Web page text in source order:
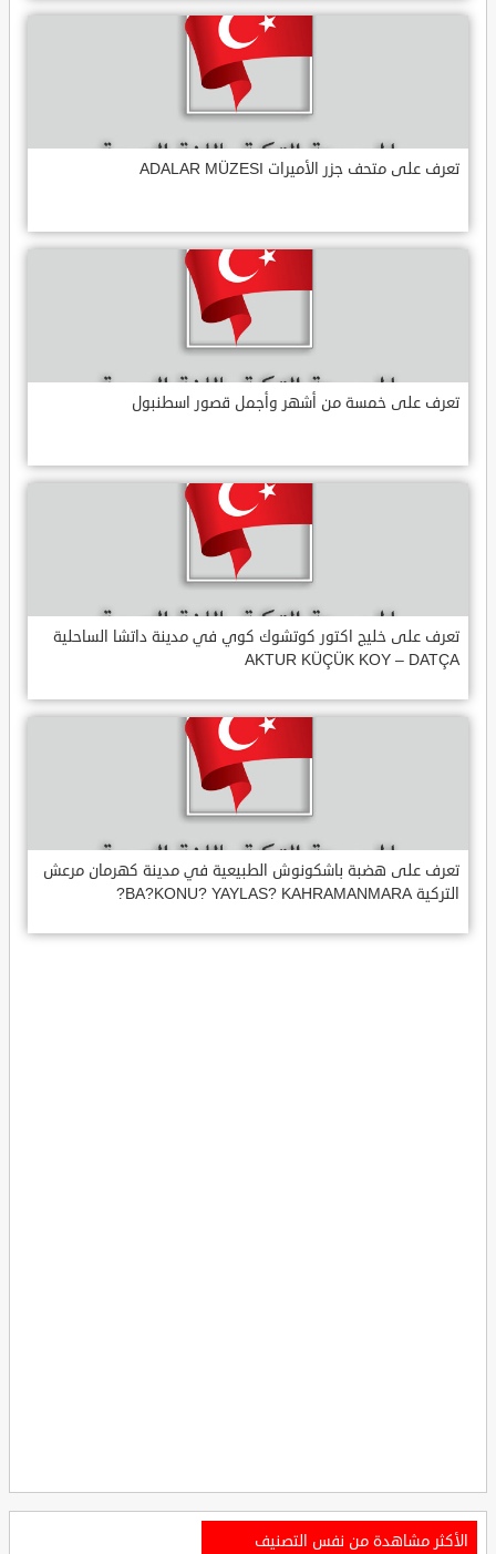
تعرف على متحف جزر الأميرات ADALAR MÜZESI
تعرف على خمسة من أشهر وأجمل قصور اسطنبول
تعرف على خليج اكتور كوتشوك كوي في مدينة داتشا الساحلية
AKTUR KÜÇÜK KOY – DATÇA
تعرف على هضبة باشكونوش الطبيعية في مدينة كهرمان مرعش
التركية BA?KONU? YAYLAS? KAHRAMANMARA?
الأكثر مشاهدة من نفس التصنيف